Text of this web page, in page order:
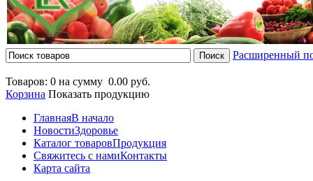
Расширенный
Товаров: 0 на сумму 0.00 руб.
Корзина Показать продукцию
ГлавнаяВ начало
НовостиЗдоровье
Каталог товаровПродукция
Свяжитесь с намиКонтакты
Карта сайта